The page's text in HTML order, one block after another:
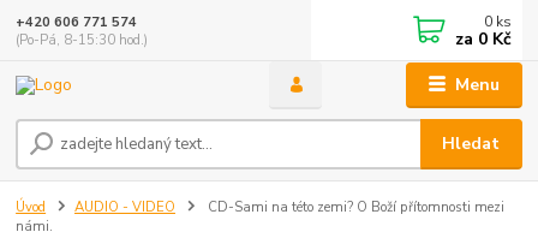
Menu
Hledat
+420 606 771 574
(Po-Pá, 8-15:30 hod.)
0 ks
za 0 Kč
Úvod AUDIO - VIDEO
CD-Sami na této zemi? O Boží přítomnosti mezi
námi.